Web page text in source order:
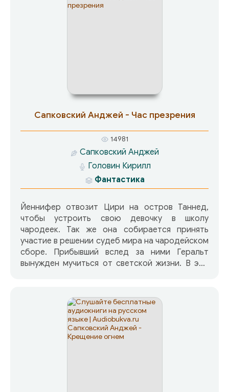
успевает Геральт. Он спасает Цири и
Сапковский Анджей - Час презрения
14981
Сапковский Анджей
Головин Кирилл
Фантастика
Йеннифер отвозит Цири на остров Таннед,
чтобы устроить свою девочку в школу
чародеек. Так же она собирается принять
участие в решении судеб мира на чародейском
сборе. Прибывший вслед за ними Геральт
вынужден мучиться от светской жизни. В это
неминуемым… Ведьмак — это мастер меча и
мэтр волшебства, ведущий непрерывную войну
с кровожадными монстрами, которые
угрожают покою сказочной страны. «Ведьмак»
— это мир на острие меча, ошеломляющее